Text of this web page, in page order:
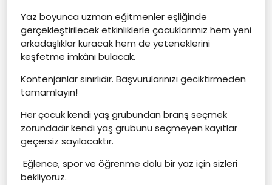
Yaz boyunca uzman eğitmenler eşliğinde
gerçekleştirilecek etkinliklerle çocuklarımız hem yeni
arkadaşlıklar kuracak hem de yeteneklerini
keşfetme imkânı bulacak.
Kontenjanlar sınırlıdır. Başvurularınızı geciktirmeden
tamamlayın!
Her çocuk kendi yaş grubundan branş seçmek
zorundadır kendi yaş grubunu seçmeyen kayıtlar
geçersiz sayılacaktır.
Eğlence, spor ve öğrenme dolu bir yaz için sizleri
bekliyoruz.